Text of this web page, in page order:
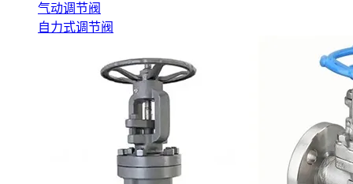
气动调节阀
自力式调节阀